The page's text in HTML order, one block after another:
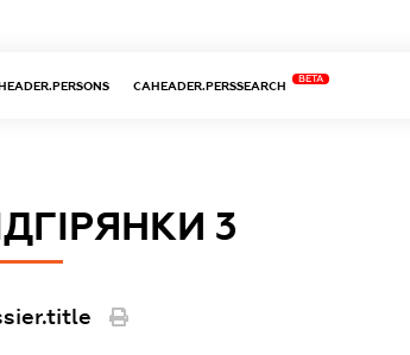
CAHEADER.PERSSEARCH
BETA
3